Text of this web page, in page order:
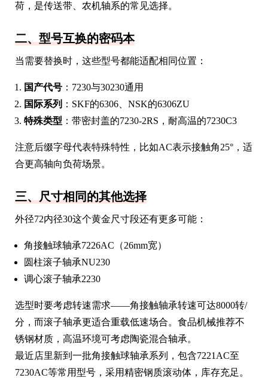
荷，是传送带、农机轴系的常见选择。
二、型号互换的密码本
当需要替换时，这些型号都能适配相同位置：
国产代号 ：7230与30230通用
国际系列 ：SKF的6306、NSK的6306ZU
特殊类型 ：带密封盖的7230-2RS，耐高温的7230C3
注意后缀字母代表特殊特性，比如AC表示接触角25°，适
合更高轴向负荷场景。
三、尺寸相同的其他选择
外径72内径30这个黄金尺寸段还有更多可能：
角接触球轴承7226AC（26mm宽）
圆柱滚子轴承NU230
调心滚子轴承2230
选型时要考虑转速需求——角接触轴承转速可达8000转/
分，而滚子轴承更适合重载低速场合。食品机械推荐不
锈钢材质，高温环境可考虑陶瓷混合轴承。
最近店里新到一批角接触球轴承系列，包含7221AC至
7230AC等常用型号，采用精密钢质滚动体，库存充足。